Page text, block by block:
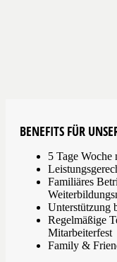
BENEFITS FÜR
5 Tage Woche
Familiäres
Unterstützung
Regelmäßige
Mitarbeiterfest
Family &